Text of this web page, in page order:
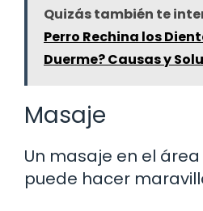
Quizás también te
Perro Rechina los
Duerme? Causas y
Masaje
Un masaje en el
puede hacer